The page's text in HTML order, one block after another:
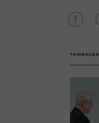
таэквондо